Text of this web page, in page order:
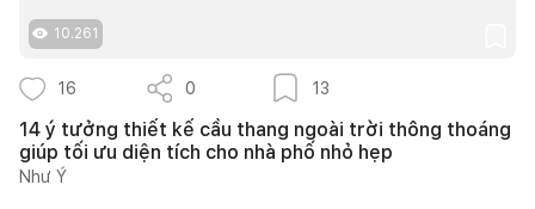
10.261
16 0 13
14 ý tưởng thiết kế cầu thang ngoài trời thông thoáng
giúp tối ưu diện tích cho nhà phố nhỏ hẹp
Như Ý